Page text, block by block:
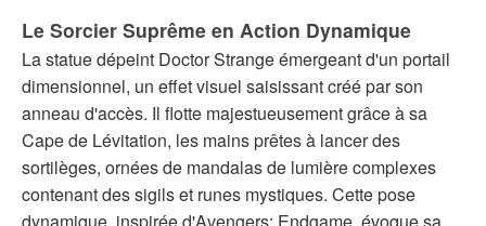
Le Sorcier Suprême en Action Dynamique
La statue dépeint Doctor Strange émergeant d'un portail
dimensionnel, un effet visuel saisissant créé par son
anneau d'accès. Il flotte majestueusement grâce à sa
Cape de Lévitation, les mains prêtes à lancer des
sortilèges, ornées de mandalas de lumière complexes
contenant des sigils et runes mystiques. Cette pose
dynamique, inspirée d'Avengers: Endgame, évoque sa